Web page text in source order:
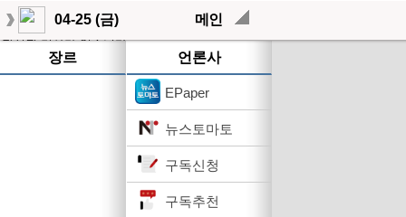
04-25 (금) 메인
장르 언론사
EPaper
뉴스토마토
구독신청
구독추천
작성된 기사가 없습니다.